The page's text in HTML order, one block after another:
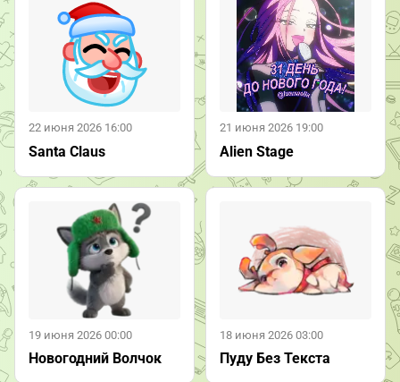
22 июня 2026 16:00
Santa Claus
21 июня 2026 19:00
Alien Stage
19 июня 2026 00:00
Новогодний Волчок
18 июня 2026 03:00
Пуду Без Текста